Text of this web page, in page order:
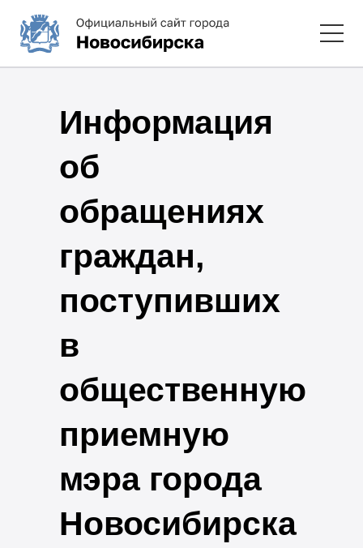
Информация
об
обращениях
граждан,
поступивших
в
общественную
приемную
мэра города
Новосибирска